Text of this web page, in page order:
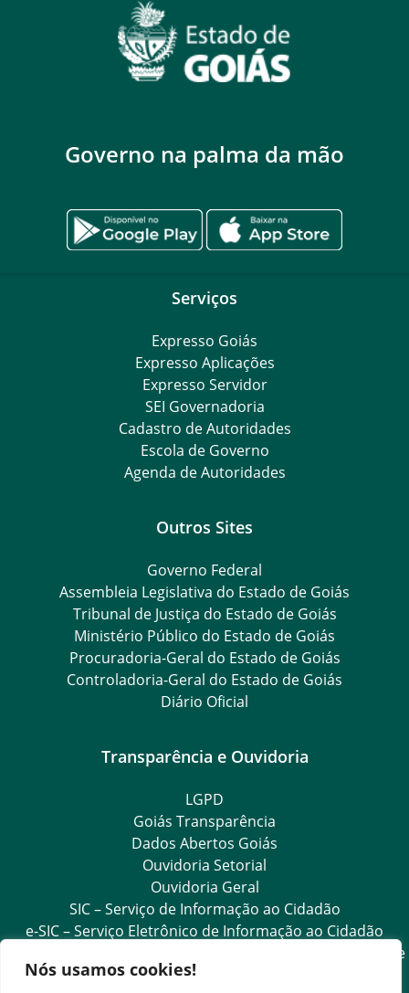
Nós usamos cookies!
Governo na palma da mão
Serviços
Expresso Goiás
Expresso Aplicações
Expresso Servidor
SEI Governadoria
Cadastro de Autoridades
Escola de Governo
Agenda de Autoridades
Outros Sites
Governo Federal
Assembleia Legislativa do Estado de Goiás
Tribunal de Justiça do Estado de Goiás
Ministério Público do Estado de Goiás
Procuradoria-Geral do Estado de Goiás
Controladoria-Geral do Estado de Goiás
Diário Oficial
Transparência e Ouvidoria
LGPD
Goiás Transparência
Dados Abertos Goiás
Ouvidoria Setorial
Ouvidoria Geral
SIC – Serviço de Informação ao Cidadão
e-SIC – Serviço Eletrônico de Informação ao Cidadão
Acesso às Informações das Organizações Sociais de Saúde
e Sociedade Civil